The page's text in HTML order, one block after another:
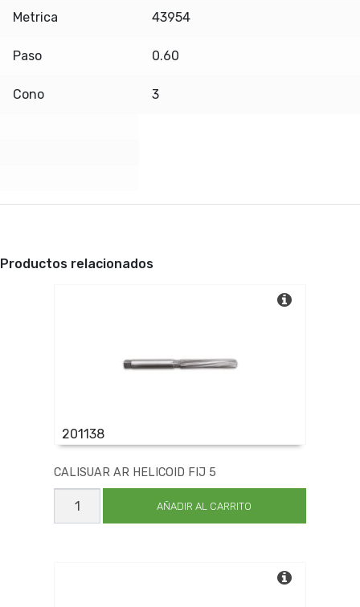
Metrica 43954
Paso 0.60
Cono 3
Productos relacionados
201138
CALISUAR AR HELICOID FIJ 5
CALISUAR
HELICOID
AÑADIR AL CARRITO